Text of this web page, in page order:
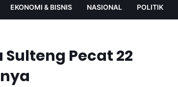
EKONOMI & BISNIS NASIONAL POLITIK
Sulteng Pecat 22